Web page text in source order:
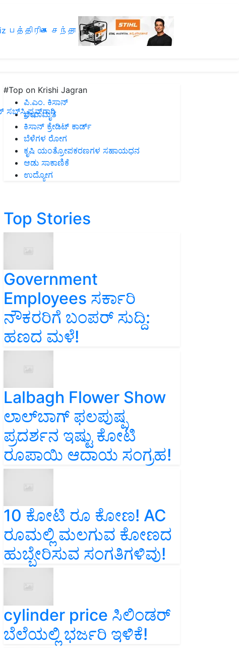
பத்திரிகை சந்தா
ಸಬ್‌ಸ್ಕ್ರಿಪ್ಷನ್‌ಗಾಗಿ
#Top on Krishi Jagran
ಪಿ.ಎಂ. ಕಿಸಾನ್
ಜೀವಾಮೃತ
ಕಿಸಾನ್ ಕ್ರೇಡಿಟ್ ಕಾರ್ಡ್
ಬೆಳೆಗಳ ರೋಗ
ಕೃಷಿ ಯಂತ್ರೋಪಕರಣಗಳ ಸಹಾಯಧನ
ಆಡು ಸಾಕಾಣಿಕೆ
ಉದ್ಯೋಗ
Top Stories
Government
Employees ಸರ್ಕಾರಿ
ನೌಕರರಿಗೆ ಬಂಪರ್‌ ಸುದ್ದಿ:
ಹಣದ ಮಳೆ!
Lalbagh Flower Show
ಲಾಲ್‌ಬಾಗ್ ಫಲಪುಷ್ಪ
ಪ್ರದರ್ಶನ ಇಷ್ಟು ಕೋಟಿ
ರೂಪಾಯಿ ಆದಾಯ ಸಂಗ್ರಹ!
10 ಕೋಟಿ ರೂ ಕೋಣ! AC
ರೂಮಲ್ಲಿ ಮಲಗುವ ಕೋಣದ
ಹುಬ್ಬೇರಿಸುವ ಸಂಗತಿಗಳಿವು!
cylinder price ಸಿಲಿಂಡರ್‌
ಬೆಲೆಯಲ್ಲಿ ಭರ್ಜರಿ ಇಳಿಕೆ!